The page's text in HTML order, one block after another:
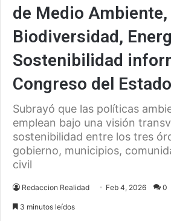
de Medio Ambiente,
Biodiversidad,
Sostenibilidad
Congreso del Estado
Subrayó que las políticas
emplean bajo una visión
sostenibilidad entre los tres
gobierno, municipios,
civil
Redaccion Realidad Feb 4, 2026 0
3 minutos leídos